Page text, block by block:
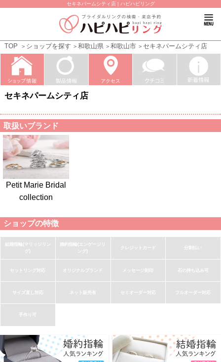
セキネパームシティ店 | ハピハピリング
TOP ショップを探す 和歌山県 和歌山市 セキネパームシティ店
セキネパームシティ店
取扱いブランド
Petit Marie Bridal
collection
ショップの特徴
結婚指輪(マリッジリン
グ)
婚約指輪(エンゲージリ
ング)
クレジットカード 分割払い
セットリング対応 オリジナルブランド メッセージ刻印 石の持ち込み可
サイズ直し対応 ネット販売有 セミオーダー対応 フルオーダー対応
手作り可